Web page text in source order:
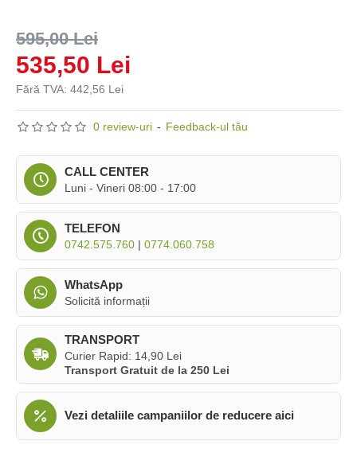
0 review-uri - Feedback-ul tău
595,00 Lei
535,50 Lei
Fără TVA: 442,56 Lei
CALL CENTER
Luni - Vineri 08:00 - 17:00
TELEFON
0742.575.760 | 0774.060.758
WhatsApp
Solicită informații
TRANSPORT
Curier Rapid: 14,90 Lei
Transport Gratuit de la 250 Lei
Vezi detaliile campaniilor de reducere aici